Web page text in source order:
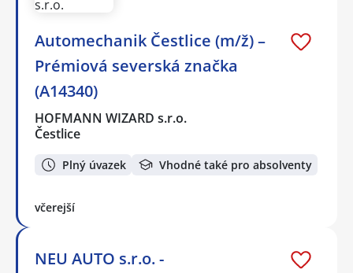
Automechanik Čestlice (m/ž) –
Prémiová severská značka
(A14340)
HOFMANN WIZARD s.r.o.
Čestlice
Plný úvazek Vhodné také pro absolventy
včerejší
NEU AUTO s.r.o. -